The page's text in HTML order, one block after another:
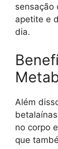
sensação
apetite e
dia.
Além
no corpo
que